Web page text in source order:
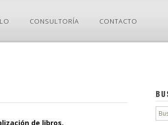
CONSULTORÍA CONTACTO
de libros.